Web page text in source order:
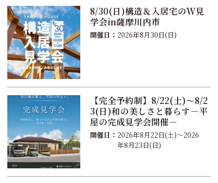
8/30(日)構造＆入居宅のW見
学会in薩摩川内市
開催日： 2026年8月30日(日)
【完全予約制】8/22(土)～8/2
3(日)和の美しさと暮らす－平
屋の完成見学会開催－
開催日： 2026年8月22日(土)～2026
年8月23日(日)